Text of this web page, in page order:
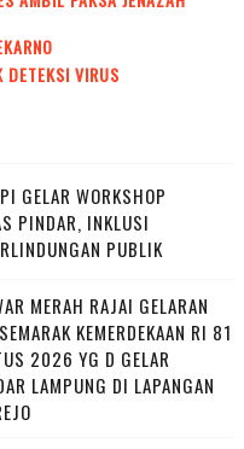
DETEKSI VIRUS
GELAR WORKSHOP
PINDAR, INKLUSI
PUBLIK
MERAH RAJAI GELARAN
KEMERDEKAAN RI 81
2026 YG D GELAR
LAMPUNG DI LAPANGAN